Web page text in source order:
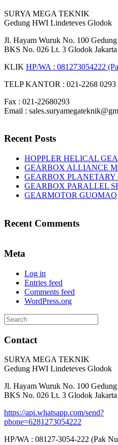
SURYA MEGA TEKNIK
Gedung HWI Lindeteves Glodok
Jl. Hayam Wuruk No. 100
BKS No. 026 Lt. 3 Glodok
KLIK HP/WA : 081273054222
TELP KANTOR : 021-2268 0293
Fax : 021-22680293
Email :
Recent Posts
HOPPLER HELICAL
GEARBOX ALLIANCE
GEARBOX PLANETARY
GEARBOX PARALLEL
GEARMOTOR GUOMAO
Recent Comments
Meta
Log in
Entries feed
Comments feed
WordPress.org
Search
for:
Contact
SURYA MEGA TEKNIK
Gedung HWI Lindeteves Glodok
Jl. Hayam Wuruk No. 100
BKS No. 026 Lt. 3 Glodok
https://api.whatsapp.com/send?
phone=6281273054222
HP/WA : 08127-3054-222 (Pak